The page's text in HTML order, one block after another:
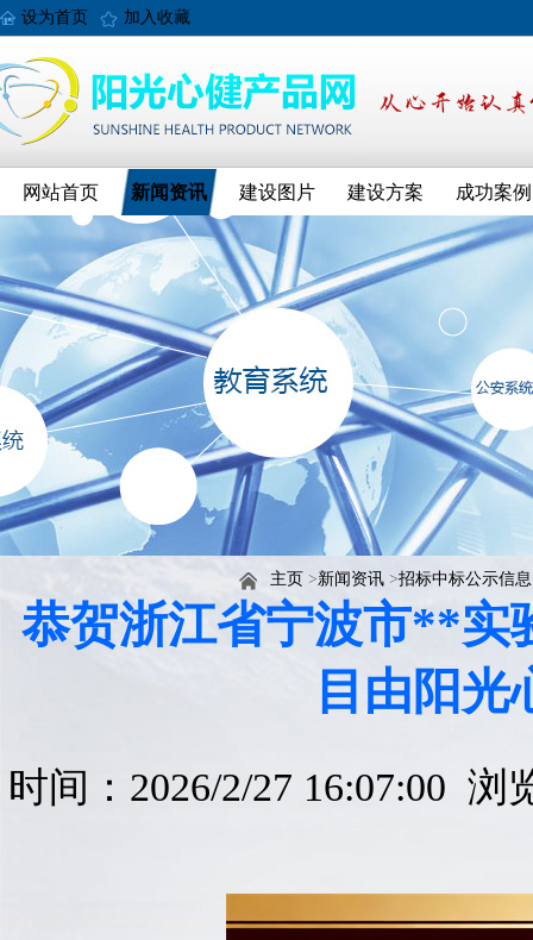
设为首页 加入收藏
网站首页 新闻资讯 建设图片 建设方案 成功案例
主页 >新闻资讯 >招标中标公示信息
恭贺浙江省宁波市**实
目由阳光
时间：2026/2/27 16:07:00